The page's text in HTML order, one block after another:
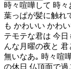
時々喧嘩して 時
葉っぱが髪に触れ
も かわいい かわ
テモテな君は 今
んな月曜の夜と
無いなあ｡ 時々喧
の休日 仏頂面で